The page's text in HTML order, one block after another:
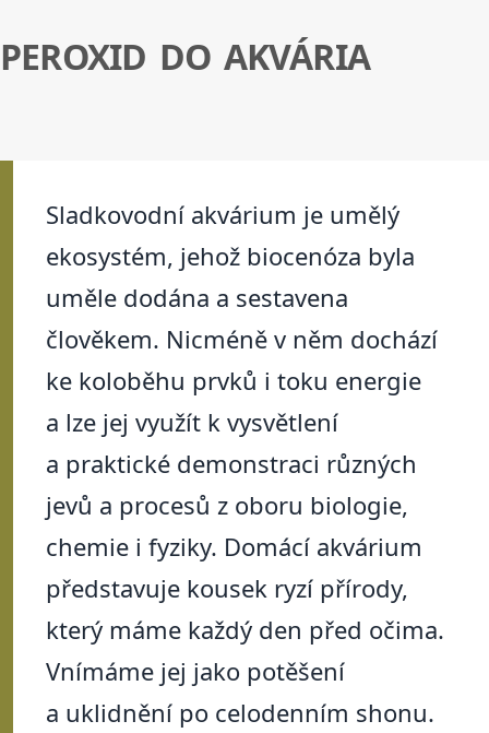
PEROXID DO AKVÁRIA
Sladkovodní akvárium je umělý
ekosystém, jehož biocenóza byla
uměle dodána a sestavena
člověkem. Nicméně v něm dochází
ke koloběhu prvků i toku energie
a lze jej využít k vysvětlení
a praktické demonstraci různých
jevů a procesů z oboru biologie,
chemie i fyziky. Domácí akvárium
představuje kousek ryzí přírody,
který máme každý den před očima.
Vnímáme jej jako potěšení
a uklidnění po celodenním shonu.